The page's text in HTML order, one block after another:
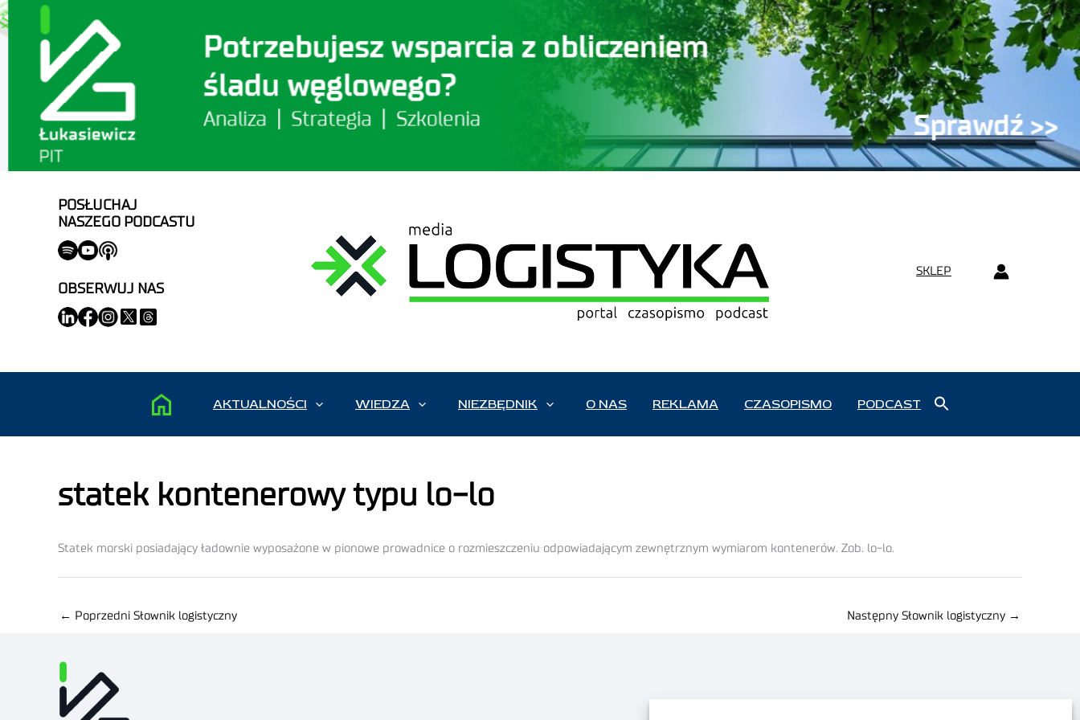
POSŁUCHAJ
NASZEGO PODCASTU
OBSERWUJ NAS
SKLEP
AKTUALNOŚCI WIEDZA NIEZBĘDNIK O NAS REKLAMA CZASOPISMO PODCAST
statek kontenerowy typu lo-lo
Statek morski posiadający ładownie wyposażone w pionowe prowadnice o rozmieszczeniu odpowiadającym zewnętrznym wymiarom kontenerów. Zob. lo-lo.
← Poprzedni Słownik logistyczny Następny Słownik logistyczny →